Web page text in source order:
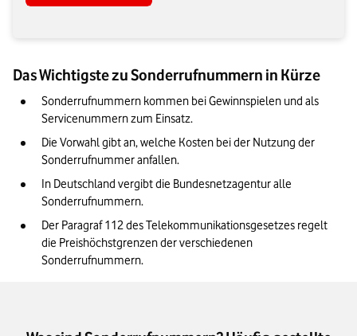
Das Wichtigste zu Sonderrufnummern in Kürze
Sonderrufnummern kommen bei Gewinnspielen und als
Servicenummern zum Einsatz.
Die Vorwahl gibt an, welche Kosten bei der Nutzung der
Sonderrufnummer anfallen.
In Deutschland vergibt die Bundesnetzagentur alle
Sonderrufnummern.
Der Paragraf 112 des Telekommunikationsgesetzes regelt
die Preishöchstgrenzen der verschiedenen
Sonderrufnummern.